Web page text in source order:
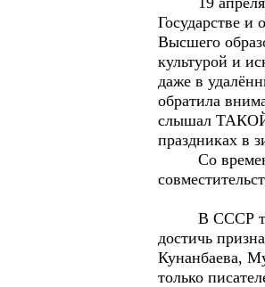
Государстве и
Высшего
культурой и
даже в
обратила
слышал ТАКОЙ
праздниках в
Со
В СССР
достичь
Кунанбаева,
только